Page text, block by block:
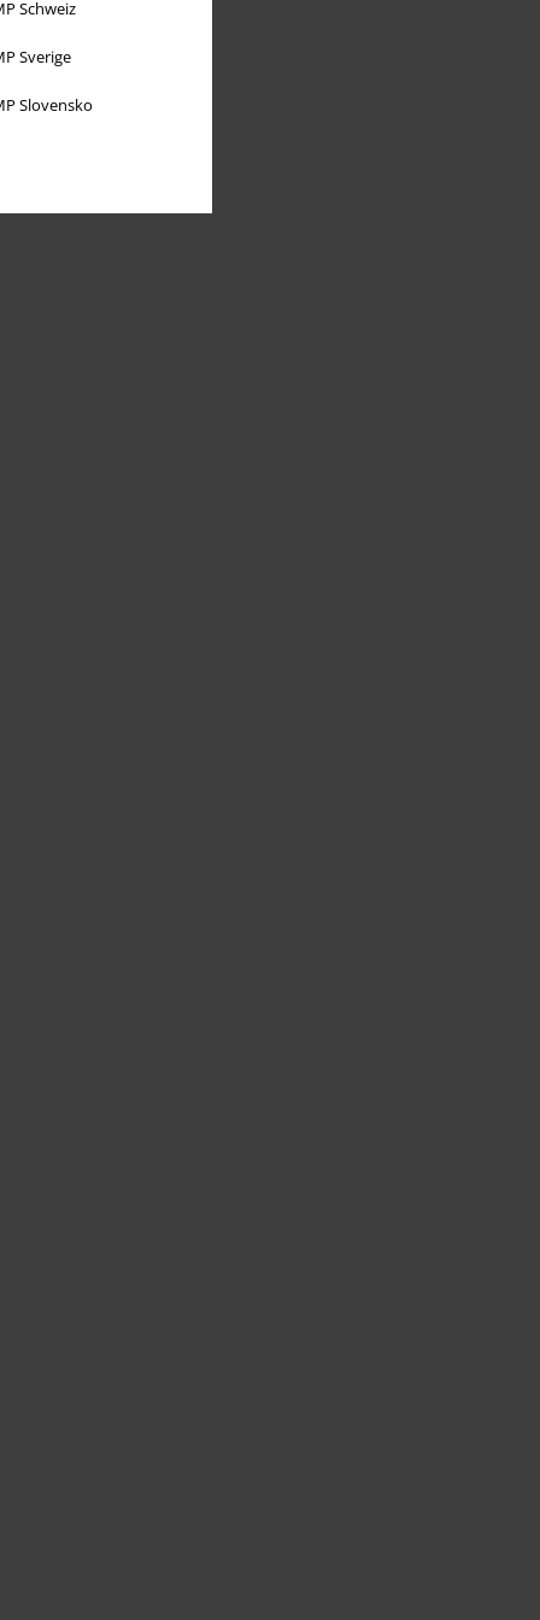
Schweiz
Sverige
Slovensko